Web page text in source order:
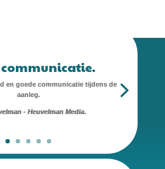
communicatie.
en goede communicatie tijdens de
aanleg.
- Heuvelman Media.